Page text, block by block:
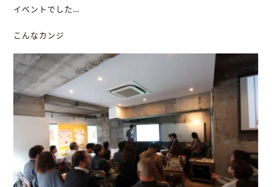
イベントでした…
こんなカンジ